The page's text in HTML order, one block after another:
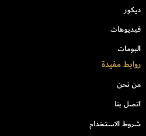
ديكور
فيديوهات
البومات
روابط مفيدة
من نحن
اتصل بنا
شروط الاستخدام